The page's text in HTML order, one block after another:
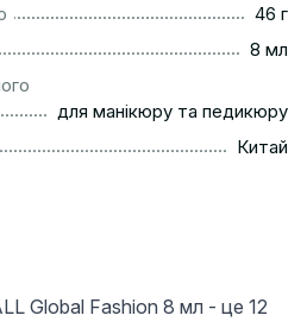
46 г
8 мл
для манікюру та педикюру
Китай
Global Fashion 8 мл - це 12